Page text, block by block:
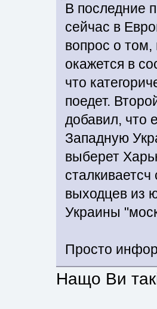
В последние
сейчас в
вопрос о том,
окажется в
что
поедет.
добавил, что
Западную
выберет
выходцев из
Украины
Просто
Нащо Ви